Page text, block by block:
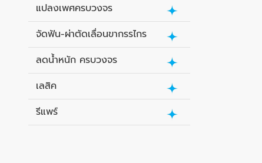
แปลงเพศครบวงจร
จัดฟัน-ผ่าตัดเลื่อนขากรรไกร
ลดน้ำหนัก ครบวงจร
เลสิค
รีแพร์